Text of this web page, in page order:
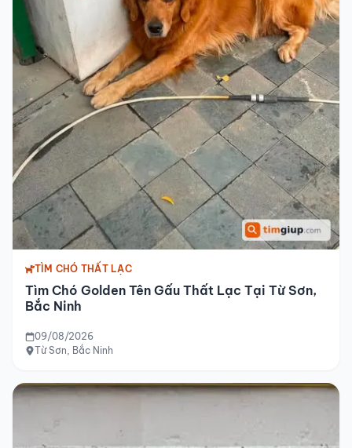
TÌM CHÓ THẤT LẠC
Tìm Chó Golden Tên Gấu Thất Lạc Tại Từ Sơn,
Bắc Ninh
09/08/2026
Từ Sơn, Bắc Ninh